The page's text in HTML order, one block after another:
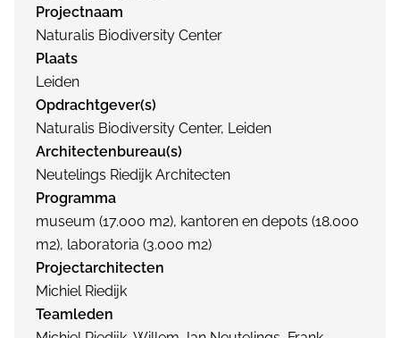
Projectnaam
Naturalis Biodiversity Center
Plaats
Leiden
Opdrachtgever(s)
Naturalis Biodiversity Center, Leiden
Architectenbureau(s)
Neutelings Riedijk Architecten
Programma
museum (17.000 m2), kantoren en depots (18.000
m2), laboratoria (3.000 m2)
Projectarchitecten
Michiel Riedijk
Teamleden